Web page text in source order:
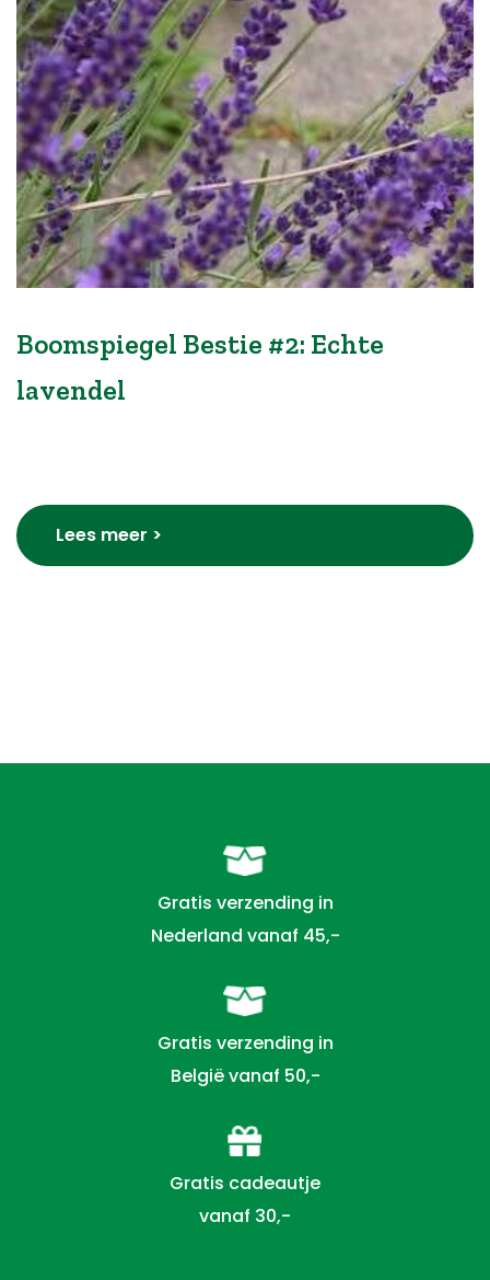
Boomspiegel Bestie #2: Echte
lavendel
Lees meer >
Gratis verzending in
Nederland vanaf 45,-
Gratis verzending in
België vanaf 50,-
Gratis cadeautje
vanaf 30,-